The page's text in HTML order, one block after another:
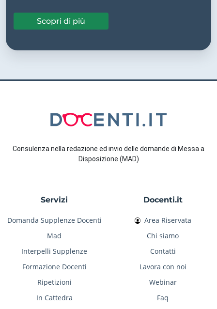
Scopri di più
Consulenza nella redazione ed invio delle domande di Messa a
Disposizione (MAD)
Servizi
Domanda Supplenze Docenti
Mad
Interpelli Supplenze
Formazione Docenti
Ripetizioni
In Cattedra
Docenti.it
Area Riservata
Chi siamo
Contatti
Lavora con noi
Webinar
Faq